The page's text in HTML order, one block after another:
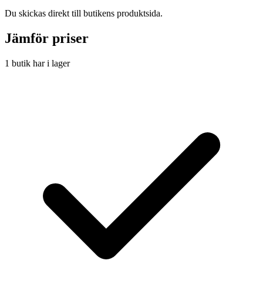
Du skickas direkt till butikens produktsida.
Jämför priser
1 butik har i lager